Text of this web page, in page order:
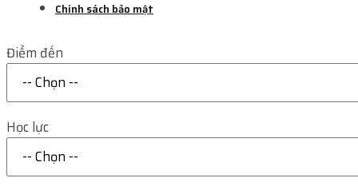
Chính sách bảo mật
Điểm đến
Học lực